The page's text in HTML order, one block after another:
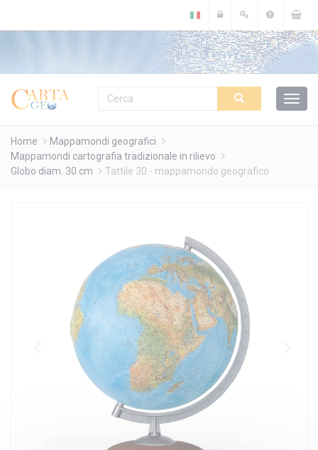
Home
Mappamondi geografici
Mappamondi cartografia tradizionale in rilievo
Globo diam. 30 cm
Tattile 30 - mappamondo geografico